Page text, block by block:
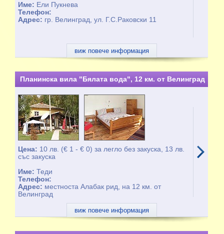
Име: Ели Пукнева
Телефон:
Адрес: гр. Велинград, ул. Г.С.Раковски 11
виж повече информация
Планинска вила "Бялата вода", 12 км. от Велинград
- целогодишно
Цена: 10 лв. (€ 1 - € 0) за легло без закуска, 13 лв.
със закуска
Име:Теди
Телефон:
Адрес: местноста Алабак рид, на 12 км. от
Велинград
виж повече информация